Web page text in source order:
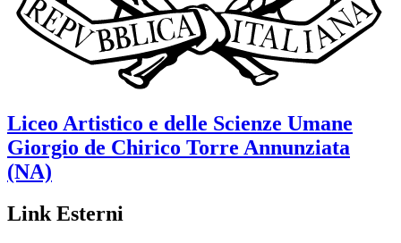
Liceo Artistico e delle Scienze Umane
Giorgio de Chirico Torre Annunziata
(NA)
Link Esterni